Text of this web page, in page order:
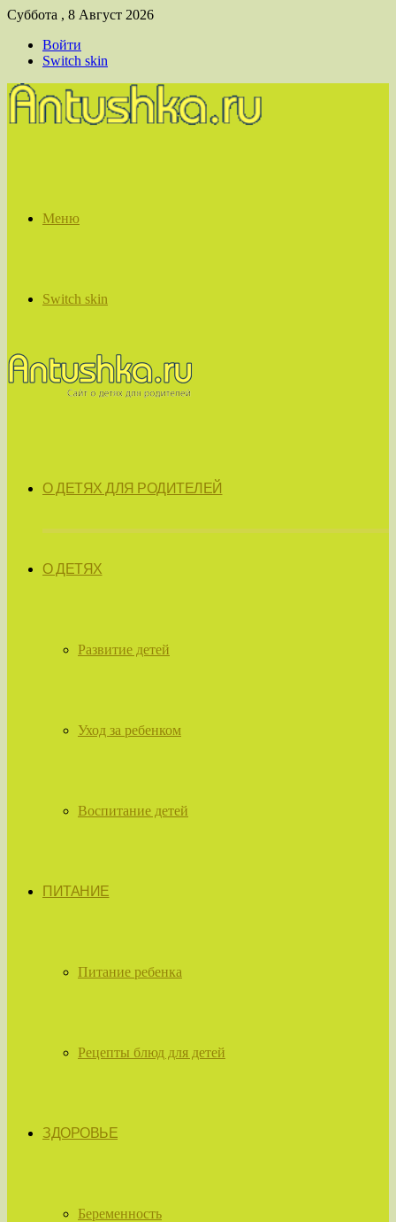
Суббота , 8 Август 2026
Войти
Switch skin
Меню
Switch skin
О ДЕТЯХ ДЛЯ РОДИТЕЛЕЙ
О ДЕТЯХ
Развитие детей
Уход за ребенком
Воспитание детей
ПИТАНИЕ
Питание ребенка
Рецепты блюд для детей
ЗДОРОВЬЕ
Беременность